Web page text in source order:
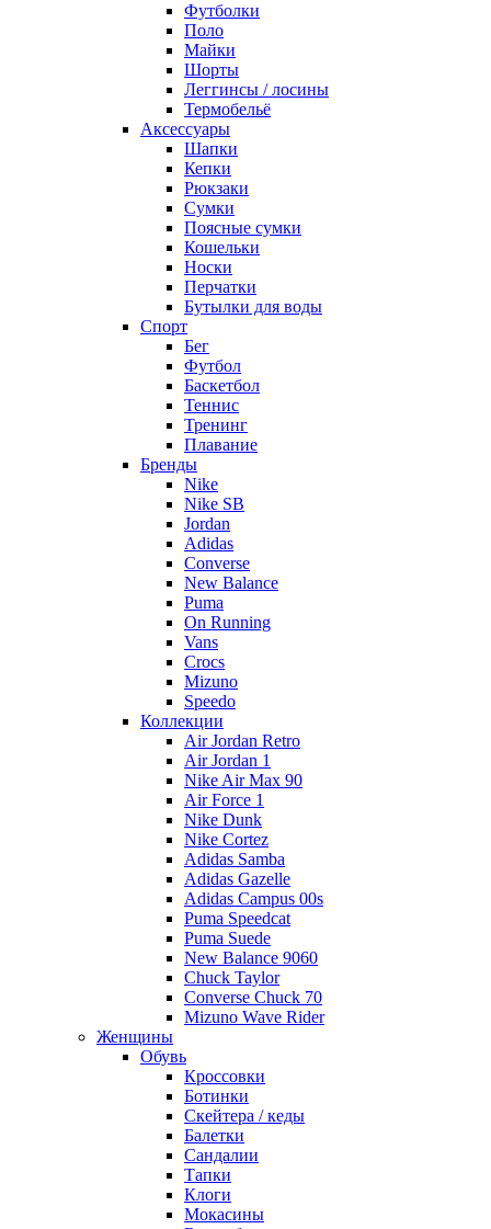
Футболки
Поло
Майки
Шорты
Леггинсы / лосины
Термобельё
Аксессуары
Шапки
Кепки
Рюкзаки
Сумки
Поясные сумки
Кошельки
Носки
Перчатки
Бутылки для воды
Спорт
Бег
Футбол
Баскетбол
Теннис
Тренинг
Плавание
Бренды
Nike
Nike SB
Jordan
Adidas
Converse
New Balance
Puma
On Running
Vans
Crocs
Mizuno
Speedo
Коллекции
Air Jordan Retro
Air Jordan 1
Nike Air Max 90
Air Force 1
Nike Dunk
Nike Cortez
Adidas Samba
Adidas Gazelle
Adidas Campus 00s
Puma Speedcat
Puma Suede
New Balance 9060
Chuck Taylor
Converse Chuck 70
Mizuno Wave Rider
Женщины
Обувь
Кроссовки
Ботинки
Скейтера / кеды
Балетки
Сандалии
Тапки
Клоги
Мокасины